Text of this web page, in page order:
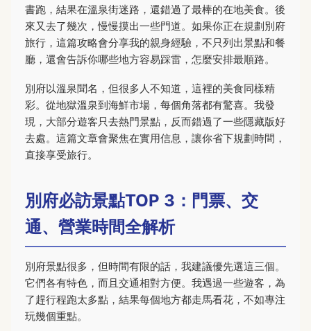
書跑，結果在溫泉街迷路，還錯過了最棒的在地美食。後
來又去了幾次，慢慢摸出一些門道。如果你正在規劃別府
旅行，這篇攻略會分享我的親身經驗，不只列出景點和餐
廳，還會告訴你哪些地方容易踩雷，怎麼安排最順路。
別府以溫泉聞名，但很多人不知道，這裡的美食同樣精
彩。從地獄溫泉到海鮮市場，每個角落都有驚喜。我發
現，大部分遊客只去熱門景點，反而錯過了一些隱藏版好
去處。這篇文章會聚焦在實用信息，讓你省下規劃時間，
直接享受旅行。
別府必訪景點TOP 3：門票、交
通、營業時間全解析
別府景點很多，但時間有限的話，我建議優先選這三個。
它們各有特色，而且交通相對方便。我遇過一些遊客，為
了趕行程跑太多點，結果每個地方都走馬看花，不如專注
玩幾個重點。